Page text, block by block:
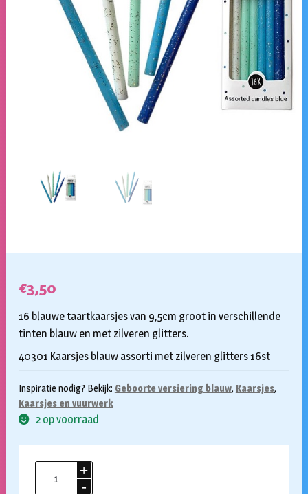
€3,50
16 blauwe taartkaarsjes van 9,5cm groot in verschillende
tinten blauw en met zilveren glitters.
40301 Kaarsjes blauw assorti met zilveren glitters 16st
Inspiratie nodig? Bekijk: Geboorte versiering blauw, Kaarsjes,
Kaarsjes en vuurwerk
2 op voorraad
blauw